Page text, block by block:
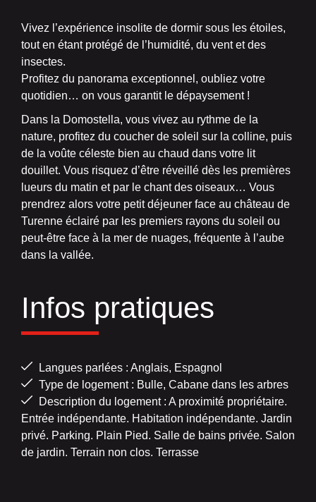
Vivez l’expérience insolite de dormir sous les étoiles,
tout en étant protégé de l’humidité, du vent et des
insectes.
Profitez du panorama exceptionnel, oubliez votre
quotidien… on vous garantit le dépaysement !
Dans la Domostella, vous vivez au rythme de la
nature, profitez du coucher de soleil sur la colline, puis
de la voûte céleste bien au chaud dans votre lit
douillet. Vous risquez d’être réveillé dès les premières
lueurs du matin et par le chant des oiseaux… Vous
prendrez alors votre petit déjeuner face au château de
Turenne éclairé par les premiers rayons du soleil ou
peut-être face à la mer de nuages, fréquente à l’aube
dans la vallée.
Infos pratiques
Langues parlées : Anglais, Espagnol
Type de logement : Bulle, Cabane dans les arbres
Description du logement : A proximité propriétaire.
Entrée indépendante. Habitation indépendante. Jardin
privé. Parking. Plain Pied. Salle de bains privée. Salon
de jardin. Terrain non clos. Terrasse